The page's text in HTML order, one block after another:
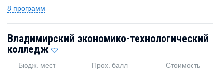
8 программ
Владимирский экономико-технологический
колледж
Бюдж. мест Прох. балл Стоимость